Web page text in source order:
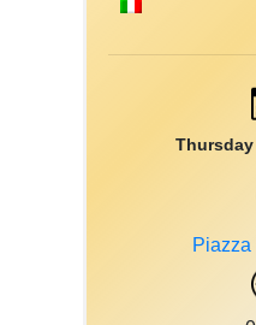
Thursday
Piazza